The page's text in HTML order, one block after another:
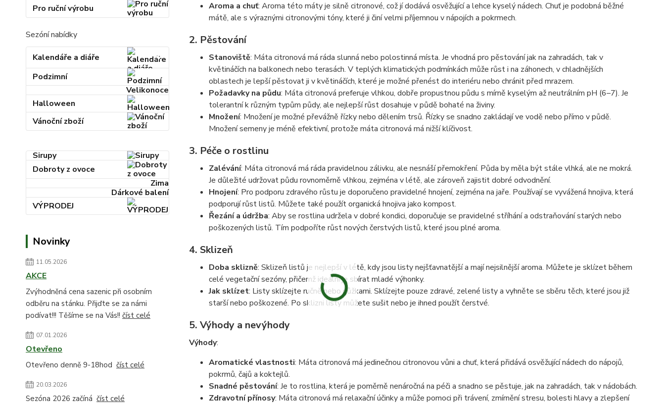
Pro ruční výrobu
Sezóní nabídky
Kalendáře a diáře
Podzimní
Velikonoce
Halloween
Vánoční zboží
Sirupy
Dobroty z ovoce
Zima
Dárkové balení
VÝPRODEJ
Novinky
11.05.2026
AKCE
Zvýhodněná cena sazenic při osobním
odběru na stánku. Přijďte se za námi
podívat!!! Těšíme se na Vás!! číst celé
07.01.2026
Otevřeno
Otevřeno denně 9-18hod číst celé
20.03.2026
Sezóna 2026 začíná číst celé
Aroma a chuť: Aroma této máty je silně citronové, což jí dodává osvěžující a lehce kyselý nádech. Chuť je podobná běžné
mátě, ale s výraznými citronovými tóny, které ji činí velmi příjemnou v nápojích a pokrmech.
2. Pěstování
Stanoviště: Máta citronová má ráda slunná nebo polostinná místa. Je vhodná pro pěstování jak na zahradách, tak v
květináčích na balkonech nebo terasách. V teplých klimatických podmínkách může růst i na záhonech, v chladnějších
oblastech je lepší pěstovat ji v květináčích, které je možné přenést do interiéru nebo chránit před mrazem.
Požadavky na půdu: Máta citronová preferuje vlhkou, dobře propustnou půdu s mírně kyselým až neutrálním pH (6–7). Je
tolerantní k různým typům půdy, ale nejlepší růst dosahuje v půdě bohaté na živiny.
Množení: Množení je možné převážně řízky nebo dělením trsů. Řízky se snadno zakládají ve vodě nebo přímo v půdě.
Množení semeny je méně efektivní, protože máta citronová má nižší klíčivost.
3. Péče o rostlinu
Zalévání: Máta citronová má ráda pravidelnou zálivku, ale nesnáší přemokření. Půda by měla být stále vlhká, ale ne mokrá.
Je důležité udržovat půdu rovnoměrně vlhkou, zejména v létě, ale zároveň zajistit dobré odvodnění.
Hnojení: Pro podporu zdravého růstu je doporučeno pravidelné hnojení, zejména na jaře. Používají se vyvážená hnojiva, která
podporují růst listů. Můžete také použít organická hnojiva jako kompost.
Řezání a údržba: Aby se rostlina udržela v dobré kondici, doporučuje se pravidelné stříhání a odstraňování starých nebo
poškozených listů. Tím podpoříte růst nových čerstvých listů, které jsou plné aroma.
4. Sklizeň
Doba sklizně: Sklizeň listů je nejlepší v létě, kdy jsou listy nejšťavnatější a mají nejsilnější aroma. Můžete je sklízet během
celé vegetační sezóny, přičemž ideální je sbírat mladé výhonky.
Jak sklízet: Listy sklízejte ručně nebo nůžkami. Sklízejte pouze zdravé, zelené listy a vyhněte se sběru těch, které jsou již
starší nebo poškozené. Po sklizni listy můžete sušit nebo je ihned použít čerstvé.
5. Výhody a nevýhody
Výhody:
Aromatické vlastnosti: Máta citronová má jedinečnou citronovou vůni a chuť, která přidává osvěžující nádech do nápojů,
pokrmů, čajů a koktejlů.
Snadné pěstování: Je to rostlina, která je poměrně nenáročná na péči a snadno se pěstuje, jak na zahradách, tak v nádobách.
Zdravotní přínosy: Máta citronová má relaxační účinky a může pomoci při trávení, zmírnění stresu, bolesti hlavy a zlepšení